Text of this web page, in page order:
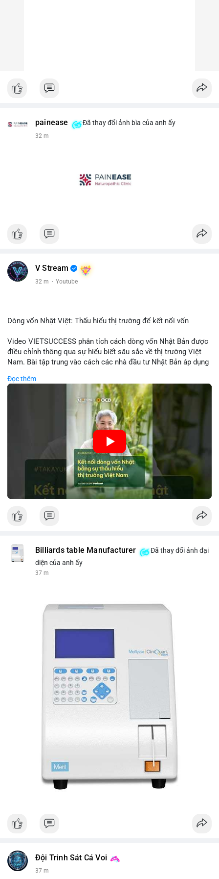
painease Đã thay đổi ảnh bìa của anh ấy
32 m
V Stream
32 m · Youtube
Dòng vốn Nhật Việt: Thấu hiểu thị trường để kết nối vốn
Video VIETSUCCESS phân tích cách dòng vốn Nhật Bản được
điều chỉnh thông qua sự hiểu biết sâu sắc về thị trường Việt
Nam. Bài tập trung vào cách các nhà đầu tư Nhật Bản áp dụng
đầu tư trực tiếp vào doanh nghiệp đến việc giao dịch tài chính.
Kết nối này không chỉ tạo cơ hội tăng trưởng cho Việt Nam mà
còn tạo ra động lực cho thị trường crypto địa phương khi các
nhà đầu tư đa quốc gia tìm kiếm cơ hội đa dạng. Các yếu tố
như chính sách tài chính Việt Nam, xu hướng đầu tư ESG, và
ổn định thị trường sẽ ảnh hưởng trực tiếp đến lưu lượng vốn
nhập khẩu từ Nhật Bản. Bài cũng nhấn mạnh vai trò của thông
tin thị trường chính xác trong việc giảm rủi ro khi kết nối các
thị trường khác nhau.
🎥 Xem video trực tiếp tại:
Đọc thêm
Billiards table Manufacturer
Đã thay đổi ảnh đại
diện của anh ấy
37 m
Đội Trinh Sát Cá Voi
37 m